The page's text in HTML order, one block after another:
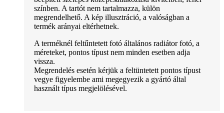
színben. A tartót nem tartalmazza, külön
megrendelhető. A kép illusztráció, a valóságban a
termék arányai eltérhetnek.
A terméknél feltűntetett fotó általános radiátor fotó, a
méreteket, pontos típust nem minden esetben adja
vissza.
Megrendelés esetén kérjük a feltüntetett pontos típust
vegye figyelembe ami megegyezik a gyártó által
használt típus megjelölésével.